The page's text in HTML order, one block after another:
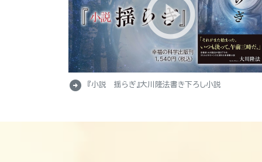
arrow_circle_right 『小説 揺らぎ』大川隆法書き下ろし小説